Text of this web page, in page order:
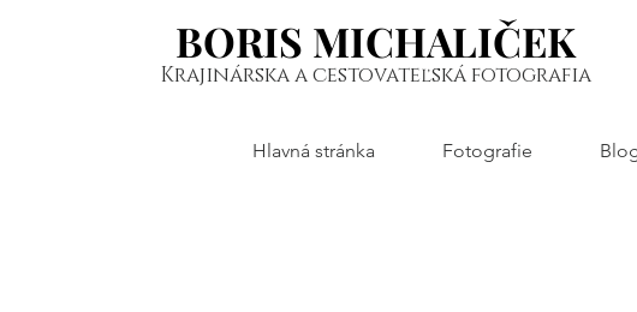
Krajinárska a cestovateľská fotografia
BORIS MICHALIČEK
BORIS MICHALIČEK
Hlavná stránka Fotografie